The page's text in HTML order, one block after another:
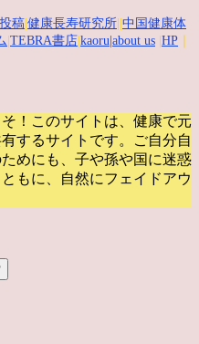
稿 健康長寿研究所 中国健康体
TEBRA書店 kaoru |about us HP
！このサイトは、健康で元
するサイトです。
ご自分自
めにも、子や孫や国に迷惑
もに、自然にフェイドアウ